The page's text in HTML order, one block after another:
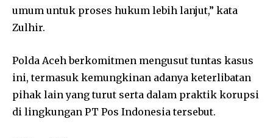
umum untuk proses hukum lebih lanjut,” kata
Zulhir.
Polda Aceh berkomitmen mengusut tuntas kasus
ini, termasuk kemungkinan adanya keterlibatan
pihak lain yang turut serta dalam praktik korupsi
di lingkungan PT Pos Indonesia tersebut.